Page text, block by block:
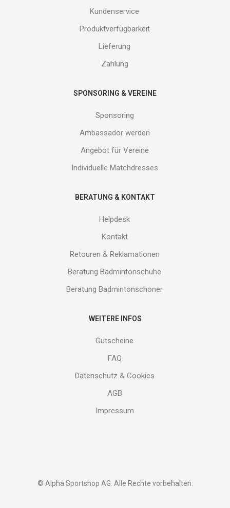
Kundenservice
Produktverfügbarkeit
Lieferung
Zahlung
SPONSORING & VEREINE
Sponsoring
Ambassador werden
Angebot für Vereine
Individuelle Matchdresses
BERATUNG & KONTAKT
Helpdesk
Kontakt
Retouren & Reklamationen
Beratung Badmintonschuhe
Beratung Badmintonschoner
WEITERE INFOS
Gutscheine
FAQ
Datenschutz & Cookies
AGB
Impressum
© Alpha Sportshop AG. Alle Rechte vorbehalten.